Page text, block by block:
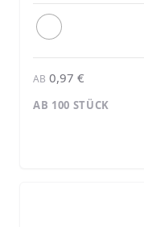
AB 0,97 €
AB 100 STÜCK